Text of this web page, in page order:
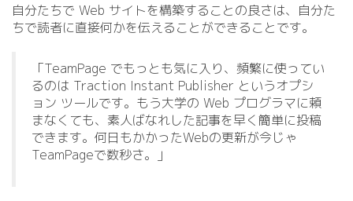
自分たちで Web サイトを構築することの良さは、自分た
ちで読者に直接何かを伝えることができることです。
「TeamPage でもっとも気に入り、頻繁に使ってい
るのは Traction Instant Publisher というオプシ
ョン ツールです。もう大学の Web プログラマに頼
まなくても、素人ばなれした記事を早く簡単に投稿
できます。何日もかかったWebの更新が今じゃ
TeamPageで数秒さ。」